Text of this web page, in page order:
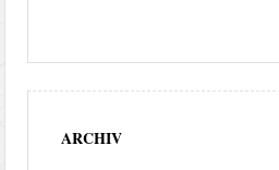
ARCHIV